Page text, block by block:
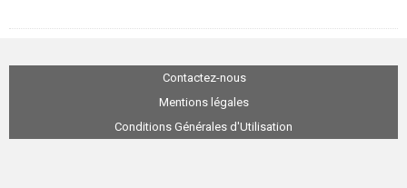
Contactez-nous
Mentions légales
Conditions Générales d'Utilisation